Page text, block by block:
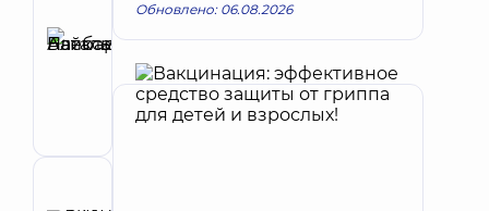
Автор
Байбара
Наталья
Александровна
Педиатр
Запись к врачу
Обновлено: 06.08.2026